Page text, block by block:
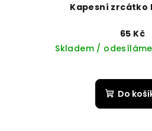
Kapesní zrcátko
65 Kč
Skladem /
Do